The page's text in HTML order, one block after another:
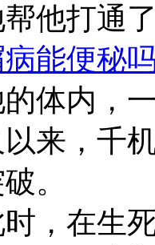
他打通
能便秘
体内，
来，千
。
，在生